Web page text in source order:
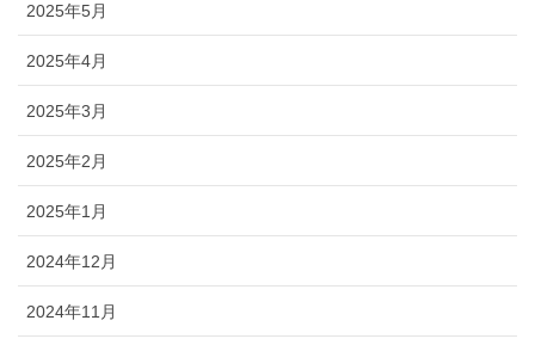
2025年5月
2025年4月
2025年3月
2025年2月
2025年1月
2024年12月
2024年11月